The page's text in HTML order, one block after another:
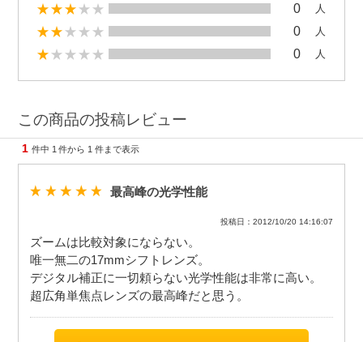
0 人
0 人
0 人
この商品の投稿レビュー
1 件中 1 件から 1 件まで表示
最高峰の光学性能
投稿日：2012/10/20 14:16:07
ズームは比較対象にならない。
唯一無二の17mmシフトレンズ。
デジタル補正に一切頼らない光学性能は非常に高い。
超広角単焦点レンズの最高峰だと思う。